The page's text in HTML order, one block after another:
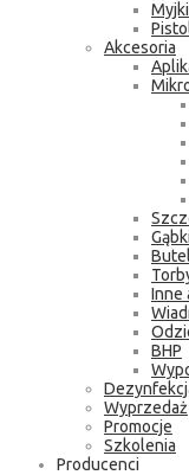
Akcesoria
Inne
BHP
Wyprzedaż
Promocje
Szkolenia
Producenci